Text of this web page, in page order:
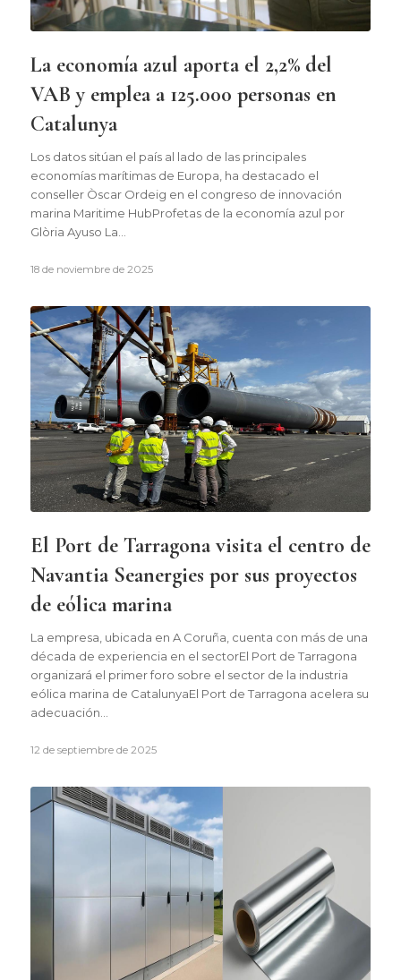
La economía azul aporta el 2,2% del
VAB y emplea a 125.000 personas en
Catalunya
Los datos sitúan el país al lado de las principales
economías marítimas de Europa, ha destacado el
conseller Òscar Ordeig en el congreso de innovación
marina Maritime HubProfetas de la economía azul por
Glòria Ayuso La…
18 de noviembre de 2025
El Port de Tarragona visita el centro de
Navantia Seanergies por sus proyectos
de eólica marina
La empresa, ubicada en A Coruña, cuenta con más de una
década de experiencia en el sectorEl Port de Tarragona
organizará el primer foro sobre el sector de la industria
eólica marina de CatalunyaEl Port de Tarragona acelera su
adecuación…
12 de septiembre de 2025